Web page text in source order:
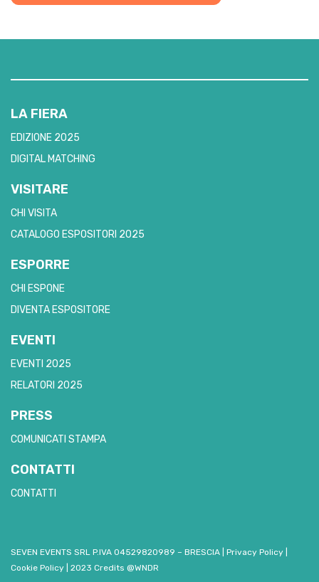
LA FIERA
EDIZIONE 2025
DIGITAL MATCHING
VISITARE
CHI VISITA
CATALOGO ESPOSITORI 2025
ESPORRE
CHI ESPONE
DIVENTA ESPOSITORE
EVENTI
EVENTI 2025
RELATORI 2025
PRESS
COMUNICATI STAMPA
CONTATTI
CONTATTI
SEVEN EVENTS SRL P.IVA 04529820989 – BRESCIA Privacy Policy
Cookie Policy
2023 Credits @WNDR